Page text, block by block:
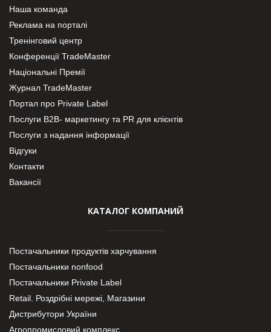
Наша команда
Реклама на порталі
Тренінговий центр
Конференції TradeMaster
Національні Премії
Журнал TradeMaster
Портал про Private Label
Послуги В2В- маркетингу та PR для клієнтів
Послуги з надання інформації
Відгуки
Контакти
Вакансії
КАТАЛОГ КОМПАНИЙ
Постачальники продуктів харчування
Постачальники nonfood
Постачальники Private Label
Retail. Роздрібні мережі, Магазини
Дистрибутори України
Агропромисловий комплекс